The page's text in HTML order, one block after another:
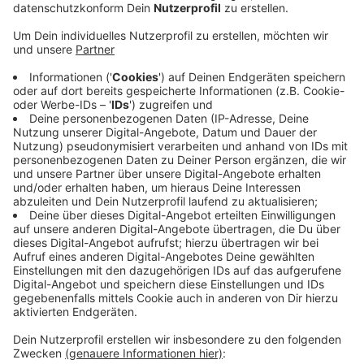
Leitung des Konsortiums übernimmt die Uni-Siegen
gemeinsam mit der Fachhochschule Aachen.
Partner sind: Fachhochschule Bielefeld, Hochschule
Bonn-Rhein-Sieg, Universität Duisburg-Essen,
FernUniversität in Hagen, Hochschule für Musik und
Tanz Köln, Technische Hochschule Köln,
Fachhochschule Münster, Hochschule Niederrhein,
Technische Hochschule Ostwestfalen-Lippe und
Bergische Universität Wuppertal.Das Projekt ist auf
vier Jahre angelegt und wird vom Land mit 3,5
Millionen Euro gefördert.„Im zurückliegenden ‚Corona-
Semester‘ haben wir alle erlebt, welche Bedeutung
digitale Formate für die Hochschullehre haben“, sagt
Prof. Dr. Michael Bongardt von der Universität Siegen,
Leiter des Konsortiums.
Anzeige